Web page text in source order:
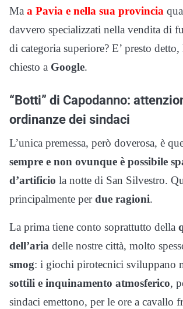
Ma a Pavia e nella sua provincia
davvero specializzati nella vendita di
di categoria superiore? E’ presto
chiesto a Google.
“Botti” di Capodanno:
ordinanze dei sindaci
L’unica premessa, però doverosa, è
sempre e non ovunque è possibile
d’artificio la notte di San Silvestro.
principalmente perdue ragioni.
La prima tiene conto soprattutto della
dell’aria delle nostre città, molto
smog: i giochi pirotecnici sviluppano
sottili e inquinamento atmosferico,
sindaci emettono, per le ore a cavallo